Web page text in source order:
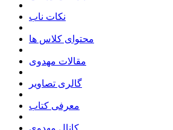
نکات ناب
محتوای کلاس ها
مقالات مهدوی
گالری تصاویر
معرفی کتاب
کانال مهدوی